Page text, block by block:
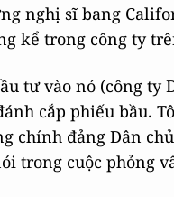
nghị sĩ bang
kể trong công ty
tư vào nó (công
cắp phiếu bầu.
chính đảng Dân
trong cuộc phỏng